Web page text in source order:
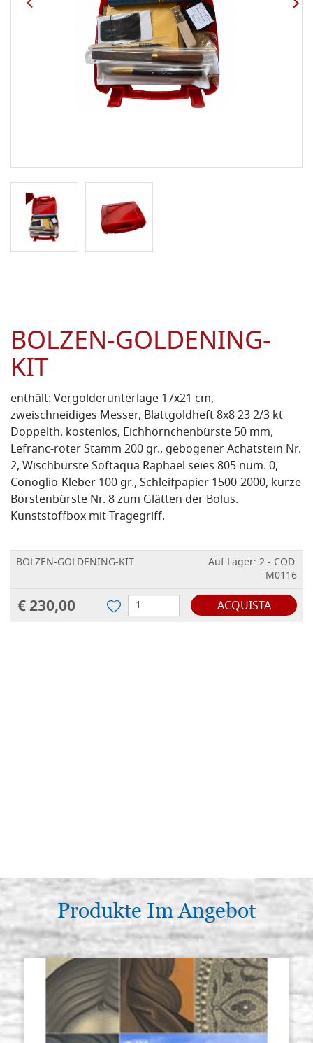
BOLZEN-GOLDENING-
KIT
enthält: Vergolderunterlage 17x21 cm,
zweischneidiges Messer, Blattgoldheft 8x8 23 2/3 kt
Doppelth. kostenlos, Eichhörnchenbürste 50 mm,
Lefranc-roter Stamm 200 gr., gebogener Achatstein Nr.
2, Wischbürste Softaqua Raphael seies 805 num. 0,
Conoglio-Kleber 100 gr., Schleifpapier 1500-2000, kurze
Borstenbürste Nr. 8 zum Glätten der Bolus.
Kunststoffbox mit Tragegriff.
BOLZEN-GOLDENING-KIT
Auf Lager: 2 - COD.
M0116
€ 230,00 ACQUISTA
Produkte Im Angebot